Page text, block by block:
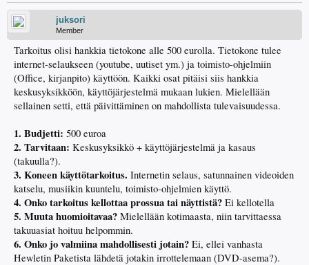
juksori
Member
Tarkoitus olisi hankkia tietokone alle 500 eurolla. Tietokone tulee
internet-selaukseen (youtube, uutiset ym.) ja toimisto-ohjelmiin
(Office, kirjanpito) käyttöön. Kaikki osat pitäisi siis hankkia
keskusyksikköön, käyttöjärjestelmä mukaan lukien. Mielellään
sellainen setti, että päivittäminen on mahdollista tulevaisuudessa.
1. Budjetti: 500 euroa
2. Tarvitaan: Keskusyksikkö + käyttöjärjestelmä ja kasaus
(takuulla?).
3. Koneen käyttötarkoitus. Internetin selaus, satunnainen videoiden
katselu, musiikin kuuntelu, toimisto-ohjelmien käyttö.
4. Onko tarkoitus kellottaa prossua tai näyttistä? Ei kellotella
5. Muuta huomioitavaa? Mielellään kotimaasta, niin tarvittaessa
takuuasiat hoituu helpommin.
6. Onko jo valmiina mahdollisesti jotain? Ei, ellei vanhasta
Hewletin Paketista lähdetä jotakin irrottelemaan (DVD-asema?).